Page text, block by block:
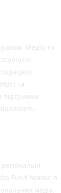
Медіа та
та
підтримки
Fund Nordic в
медіа.